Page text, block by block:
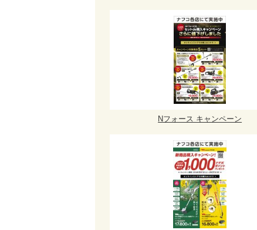
Nフォース キャンペーン